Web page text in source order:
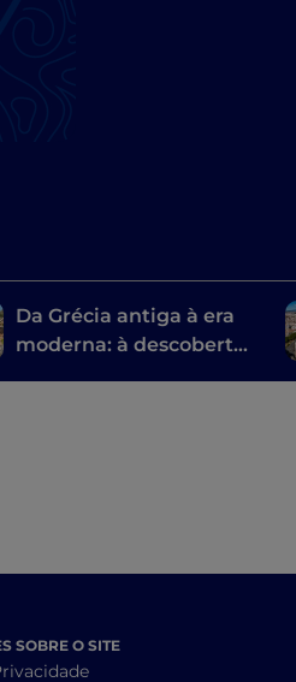
Da Grécia antiga à era
moderna: à descoberta
SOBRE O SITE